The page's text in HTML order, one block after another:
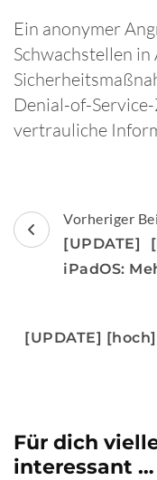
Ein anonymer
Schwachstellen in
Denial-of-
vertrauliche
Vorheriger
[UPDATE]
iPadOS:
[UPDATE]
Für dich
interessant …